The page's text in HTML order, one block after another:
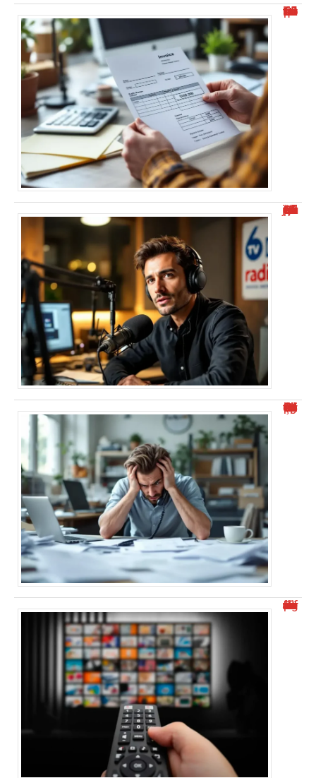
Où trouver l’identifiant structure publique facilement ?
“Alexis Morel journaliste : Qui est-il et quel est son parcours ?”
“Numéro de téléphone commençant par 0424 : Comment éviter le démarchage ?”
Découvrez malgrim.com et ses différents aspects